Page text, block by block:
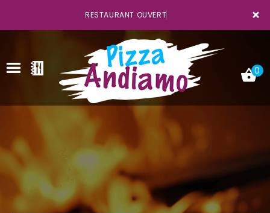
×
RESTAURANT OUVERT
ACCUEIL
LA CARTE
VOTRE COMPTE
0